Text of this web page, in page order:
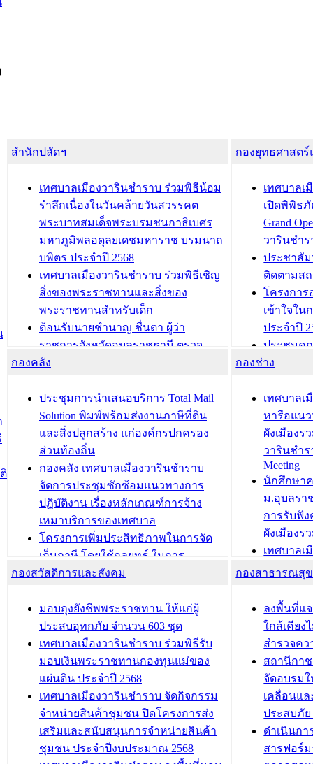
สำนักปลัดฯ
เทศบาลเมืองวารินชำราบ ร่วมพิธีน้อม
รำลึกเนื่องในวันคล้ายวันสวรรคต
พระบาทสมเด็จพระบรมชนกาธิเบศร
มหาภูมิพลอดุลยเดชมหาราช บรมนาถ
บพิตร ประจำปี 2568
เทศบาลเมืองวารินชำราบ ร่วมพิธีเชิญ
สิ่งของพระราชทานและสิ่งของ
พระราชทานสำหรับเด็ก
ต้อนรับนายชำนาญ ชื่นตา ผู้ว่า
ราชการจังหวัดอุบลราชธานี ตรวจ
ความเรียบร้อยของสถานที่ในการเตรี
องคมนตรี
สำนักทะเบียนท้องถิ่นเทศบาลเมือง
วารินชำราบ ดำเนินการมอบทะเบียน
บ้าน ทร.14 และบัตรประจำตัว
ประชาชนบุคคลประเภท 8 แก่บุคคลที่
ได้รับการเพิ่มชื่อในทะเบียนบ้าน
(ท.ร.14) กรณีคนไม่มีสัญชาติไทยได้รับ
อนุญาตให้มีถิ่นที่อยู่
ประชุมคณะกรรมการประเมินผลการ
ควบคุมภายในของ สำนัก/กอง/
โรงเรียน/ศูนย์พัฒนาเด็กเล็ก/สถานธนา
บทความ อื่นๆ ...
กองยุทธศาสต
เทศบาลเ
เปิดพิพิธภั
Grand
วารินชำร
ประชาสัม
ติดตามส
โครงกา
เข้าใจใน
ประจำปี
ประชุมค
ความเสี่ย
ประชุมที
ชีวา สร้า
ขับเคลื่อน
“เมืองแห่
บทความ อื่นๆ ...
กองคลัง
ประชุมการนำเสนอบริการ Total Mail
Solution พิมพ์พร้อมส่งงานภาษีที่ดิน
และสิ่งปลูกสร้าง แก่องค์กรปกครอง
ส่วนท้องถิ่น
กองคลัง เทศบาลเมืองวารินชำราบ
จัดการประชุมซักซ้อมแนวทางการ
ปฏิบัติงาน เรื่องหลักเกณฑ์การจ้าง
เหมาบริการของเทศบาล
โครงการเพิ่มประสิทธิภาพในการจัด
เก็บภาษี โดยใช้กลยุทธ์ ในการ
พัฒนาการจัดเก็บรายได้ ประจำปี พ.ศ.
เทศบาลเมืองวารินชำราบ ร่วมการ
ประชุมวิชาการระดับนานาชาติและ
นิทรรศการด้านนวัตกรรมท้องถิ่น 2568
และรับรางวัลทีมนักวิจัยดีเด่นจาก
นวัตกรรมโครงการทะเบียนภาษีป้าย
ประชุมผู้เช่าอาคารพาณิชย์ บริเวณ
ถนนเกษมสุขและถนนประทุมเทพภักดี
บทความ อื่นๆ ...
กองช่าง
เทศบาลเ
หารือแน
ผังเมืองร
วารินชำร
Meeting
นักศึกษา
ม.อุบลรา
การรับฟั
ผังเมืองร
เทศบาลเ
โครงการ
เทศบาล
รับฟังคว
ผังเมือง
วารินชำ
เทศบาล
ซักซ้อมแ
ประโยช
บทความ อื่นๆ ...
กองสวัสดิการและสังคม
มอบถุงยังชีพพระราชทาน ให้แก่ผู้
ประสบอุทกภัย จำนวน 603 ชุด
เทศบาลเมืองวารินชำราบ ร่วมพิธีรับ
มอบเงินพระราชทานกองทุนแม่ของ
แผ่นดิน ประจำปี 2568
เทศบาลเมืองวารินชำราบ จัดกิจกรรม
จำหน่ายสินค้าชุมชน ปิดโครงการส่ง
เสริมและสนับสนุนการจำหน่ายสินค้า
ชุมชน ประจำปีงบประมาณ 2568
กองสาธารณสุ
ลงพื้นที่แ
ใกล้เคียง
สำรวจค
สถานีกา
จัดอบรม
เคลื่อนแ
ประสบภั
ดำเนินกา
สารฟอร์